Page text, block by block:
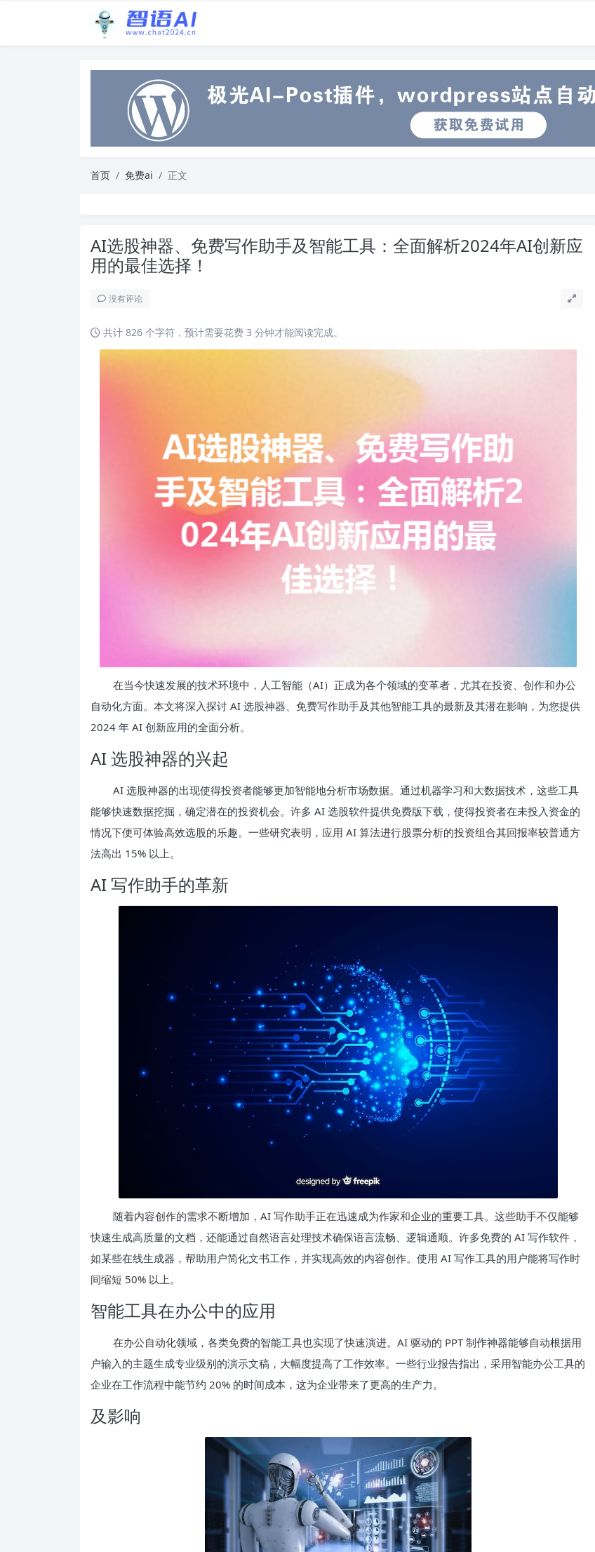
首页 免费ai 正文
AI选股神器、免费写作助手及智能工具：全面解析2024年AI创新应
用的最佳选择！
没有评论
共计 826 个字符，预计需要花费 3 分钟才能阅读完成。
在当今快速发展的技术环境中，人工智能（AI）正成为各个领域的变革者，尤其在投资、创作和办公
自动化方面。本文将深入探讨 AI 选股神器、免费写作助手及其他智能工具的最新及其潜在影响，为您提供
2024 年 AI 创新应用的全面分析。
AI 选股神器的兴起
AI 选股神器的出现使得投资者能够更加智能地分析市场数据。通过机器学习和大数据技术，这些工具
能够快速数据挖掘，确定潜在的投资机会。许多 AI 选股软件提供免费版下载，使得投资者在未投入资金的
情况下便可体验高效选股的乐趣。一些研究表明，应用 AI 算法进行股票分析的投资组合其回报率较普通方
法高出 15% 以上。
AI 写作助手的革新
随着内容创作的需求不断增加，AI 写作助手正在迅速成为作家和企业的重要工具。这些助手不仅能够
快速生成高质量的文档，还能通过自然语言处理技术确保语言流畅、逻辑通顺。许多免费的 AI 写作软件，
如某些在线生成器，帮助用户简化文书工作，并实现高效的内容创作。使用 AI 写作工具的用户能将写作时
间缩短 50% 以上。
智能工具在办公中的应用
在办公自动化领域，各类免费的智能工具也实现了快速演进。AI 驱动的 PPT 制作神器能够自动根据用
户输入的主题生成专业级别的演示文稿，大幅度提高了工作效率。一些行业报告指出，采用智能办公工具的
企业在工作流程中能节约 20% 的时间成本，这为企业带来了更高的生产力。
及影响